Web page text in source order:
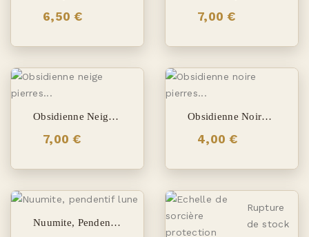
6,50 € 7,00 €
Obsidienne Neige Pierres Roulées
7,00 €
Obsidienne Noire Pierres Roulées
4,00 €
Nuumite, Pendentif Lune
Rupture
de stock